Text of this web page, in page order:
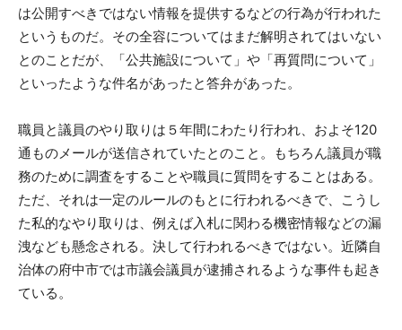
は公開すべきではない情報を提供するなどの行為が行われた
というものだ。その全容についてはまだ解明されてはいない
とのことだが、「公共施設について」や「再質問について」
といったような件名があったと答弁があった。
職員と議員のやり取りは５年間にわたり行われ、およそ120
通ものメールが送信されていたとのこと。もちろん議員が職
務のために調査をすることや職員に質問をすることはある。
ただ、それは一定のルールのもとに行われるべきで、こうし
た私的なやり取りは、例えば入札に関わる機密情報などの漏
洩なども懸念される。決して行われるべきではない。近隣自
治体の府中市では市議会議員が逮捕されるような事件も起き
ている。